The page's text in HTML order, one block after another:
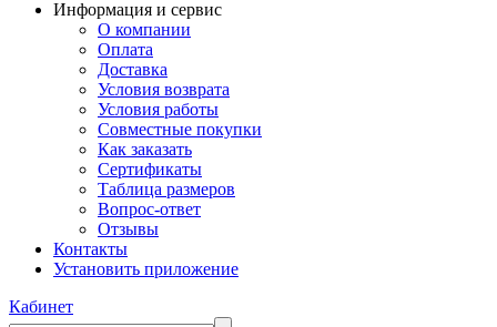
Информация и сервис
О компании
Оплата
Доставка
Условия возврата
Условия работы
Совместные покупки
Как заказать
Сертификаты
Таблица размеров
Вопрос-ответ
Отзывы
Контакты
Установить приложение
Кабинет